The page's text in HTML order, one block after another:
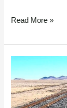
Read More »
Linha
ferroviária
construída
pela